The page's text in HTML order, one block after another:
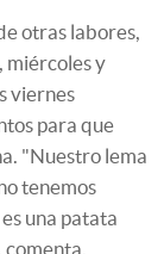
otras labores,
miércoles y
viernes
para que
"Nuestro lema
tenemos
una patata
comenta.